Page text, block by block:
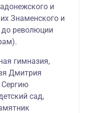
и
Знаменского и
до революции
гимназия,
Дмитрия
Сергию
сад,